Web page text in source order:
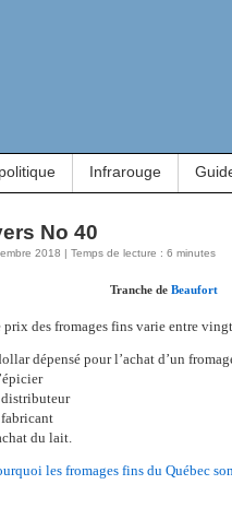
Infrarouge
No 40
2018 | Temps de lecture : 6 minutes
Tranche de Beaufort
prix des fromages fins varie entre
dépensé pour l’achat d’un
du lait.
les fromages fins du Québec